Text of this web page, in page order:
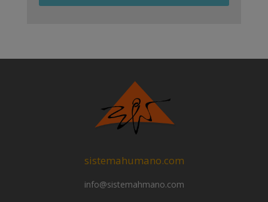
sistemahumano.com
info@sistemahmano.com